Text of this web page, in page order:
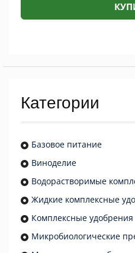
Категории
Базовое питание
Виноделие
Водорастворимые
Жидкие комплексные
Комплексные удобрения
Микробиологические